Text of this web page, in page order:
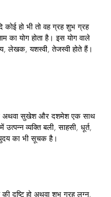
हो भी तो वह ग्रह शुभ ग्रह
का योग होता है। इस योग वाले
लेखक, यशस्वी, तेजस्वी होते हैं।
अथवा सुखेश और दशमेश एक साथ
व्यक्ति बली, साहसी, धूर्त,
का भी सूचक है।
दृष्टि हो अथवा शुभ ग्रह लग्न,